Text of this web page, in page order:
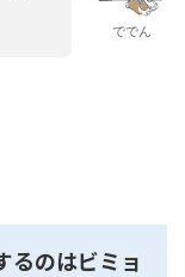
ででん
るのはビミョ